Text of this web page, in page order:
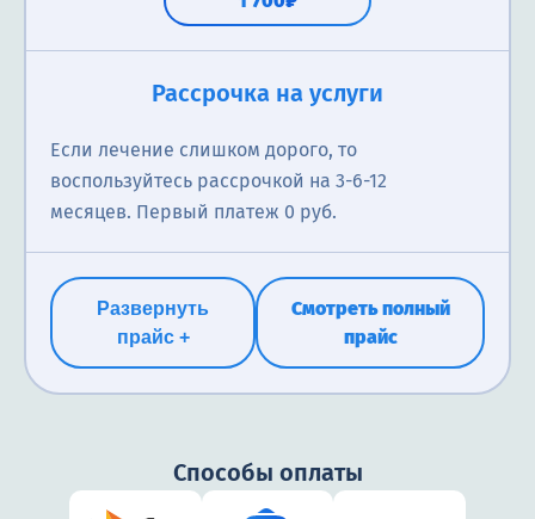
Рассрочка на услуги
Если лечение слишком дорого, то
воспользуйтесь рассрочкой на 3-6-12
месяцев. Первый платеж 0 руб.
Развернуть
прайс +
Смотреть полный
прайс
Способы оплаты